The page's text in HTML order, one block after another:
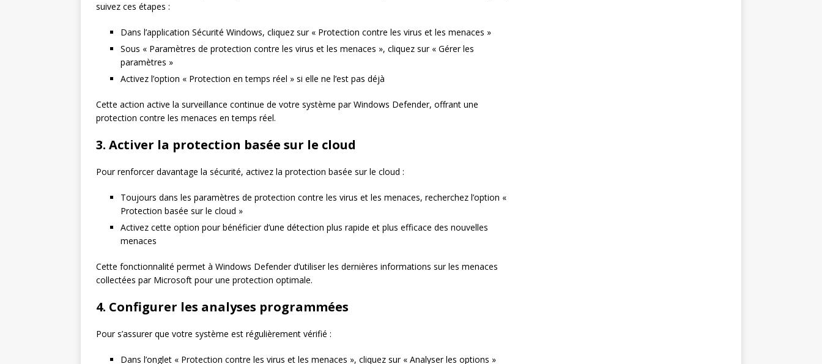
suivez ces étapes :
Dans l’application Sécurité Windows, cliquez sur « Protection contre les virus et les menaces »
Sous « Paramètres de protection contre les virus et les menaces », cliquez sur « Gérer les
paramètres »
Activez l’option « Protection en temps réel » si elle ne l’est pas déjà
Cette action active la surveillance continue de votre système par Windows Defender, offrant une
protection contre les menaces en temps réel.
3. Activer la protection basée sur le cloud
Pour renforcer davantage la sécurité, activez la protection basée sur le cloud :
Toujours dans les paramètres de protection contre les virus et les menaces, recherchez l’option «
Protection basée sur le cloud »
Activez cette option pour bénéficier d’une détection plus rapide et plus efficace des nouvelles
menaces
Cette fonctionnalité permet à Windows Defender d’utiliser les dernières informations sur les menaces
collectées par Microsoft pour une protection optimale.
4. Configurer les analyses programmées
Pour s’assurer que votre système est régulièrement vérifié :
Dans l’onglet « Protection contre les virus et les menaces », cliquez sur « Analyser les options »